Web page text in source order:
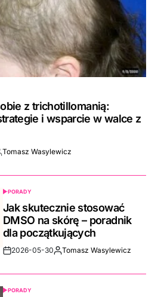
z trichotillomanią:
i wsparcie w walce z
Tomasz Wasylewicz
POSTED
IN
PORADY
Jak skutecznie stosować
DMSO na skórę – poradnik
dla początkujących
Post2026-05-30By:Tomasz Wasylewicz
POSTED
PORADY